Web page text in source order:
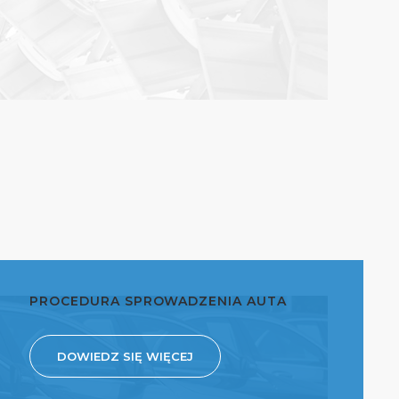
PROCEDURA SPROWADZENIA AUTA
DOWIEDZ SIĘ WIĘCEJ